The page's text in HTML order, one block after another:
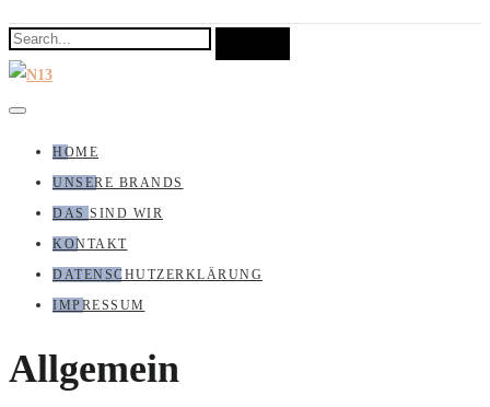
HOME
UNSERE BRANDS
DAS SIND WIR
KONTAKT
DATENSCHUTZERKLÄRUNG
IMPRESSUM
Allgemein